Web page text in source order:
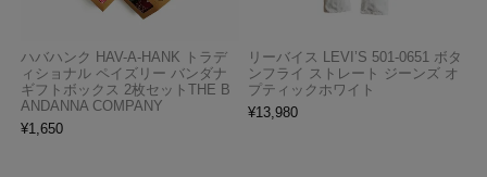
ハバハンク HAV-A-HANK トラデ
ィショナル ペイズリー バンダナ
ギフトボックス 2枚セットTHE B
ANDANNA COMPANY
¥1,650
リーバイス LEVI’S 501-0651 ボタ
ンフライ ストレート ジーンズ オ
プティックホワイト
¥13,980